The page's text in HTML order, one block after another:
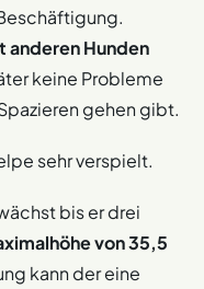
tricolor. Besonders
sein. Die
und leiden
anderen Hunden
keine Probleme
gehen gibt.
sehr verspielt.
bis er drei
von 35,5
kann der eine